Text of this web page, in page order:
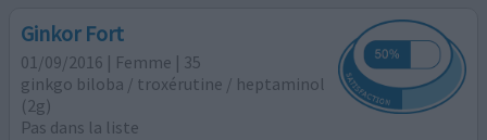
Ginkor Fort
01/09/2016 | Femme | 35
ginkgo biloba / troxérutine / heptaminol
(2g)
Pas dans la liste